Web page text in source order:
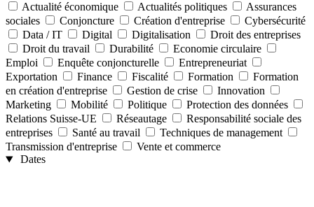
Actualité économique Actualités politiques
Assurances
sociales
Conjoncture Création d'entreprise
Cybersécurité
Data / IT
Digital Digitalisation
Droit des entreprises
Droit du travail
Durabilité
Economie circulaire
Emploi
Enquête conjoncturelle
Entrepreneuriat
Exportation
Finance Fiscalité Formation
Formation
en création d'entreprise
Gestion de crise
Innovation
Marketing
Mobilité Politique
Protection des données
Relations Suisse-UE
Réseautage
Responsabilité sociale des
entreprises
Santé au travail
Techniques de management
Transmission d'entreprise
Vente et commerce
Dates